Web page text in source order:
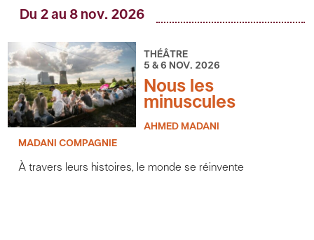
Du 2 au 8 nov. 2026
THÉÂTRE
5 & 6 NOV. 2026
Nous les
minuscules
AHMED MADANI
MADANI COMPAGNIE
À travers leurs histoires, le monde se réinvente